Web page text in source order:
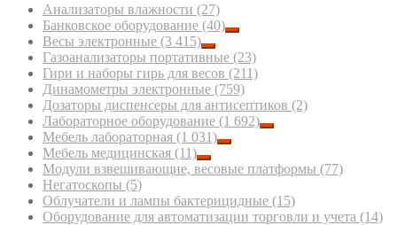
Анализаторы влажности (27)
Банковское оборудование (40)
Весы электронные (3 415)
Газоанализаторы портативные (23)
Гири и наборы гирь для весов (211)
Динамометры электронные (759)
Дозаторы диспенсеры для антисептиков (2)
Лабораторное оборудование (1 692)
Мебель лабораторная (1 031)
Мебель медицинская (11)
Модули взвешивающие, весовые платформы (77)
Негатоскопы (5)
Облучатели и лампы бактерицидные (15)
Оборудование для автоматизации торговли и учета (14)